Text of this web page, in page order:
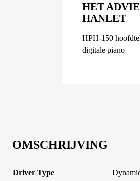
HET
HANLET
HPH-150
digitale piano
OMSCHRIJVING
Driver Type